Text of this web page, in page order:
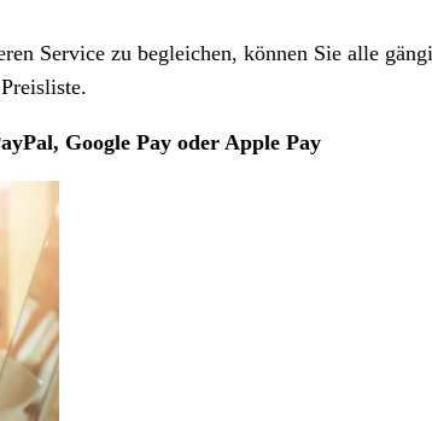
Service zu begleichen, können Sie alle
Google Pay oder Apple Pay